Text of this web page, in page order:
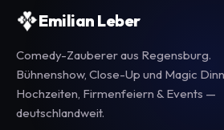
Emilian Leber
Comedy-Zauberer aus Regensburg.
Bühnenshow, Close-Up und Magic
Hochzeiten, Firmenfeiern & Events —
deutschlandweit.